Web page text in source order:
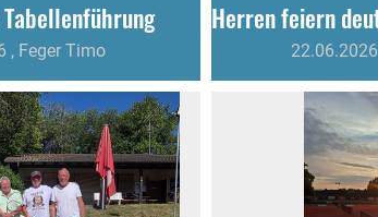
, Feger Timo 22.06.2026